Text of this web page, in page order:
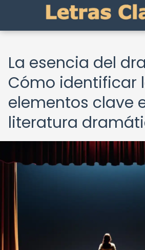
La esencia del
Cómo identificar
elementos clave
literatura